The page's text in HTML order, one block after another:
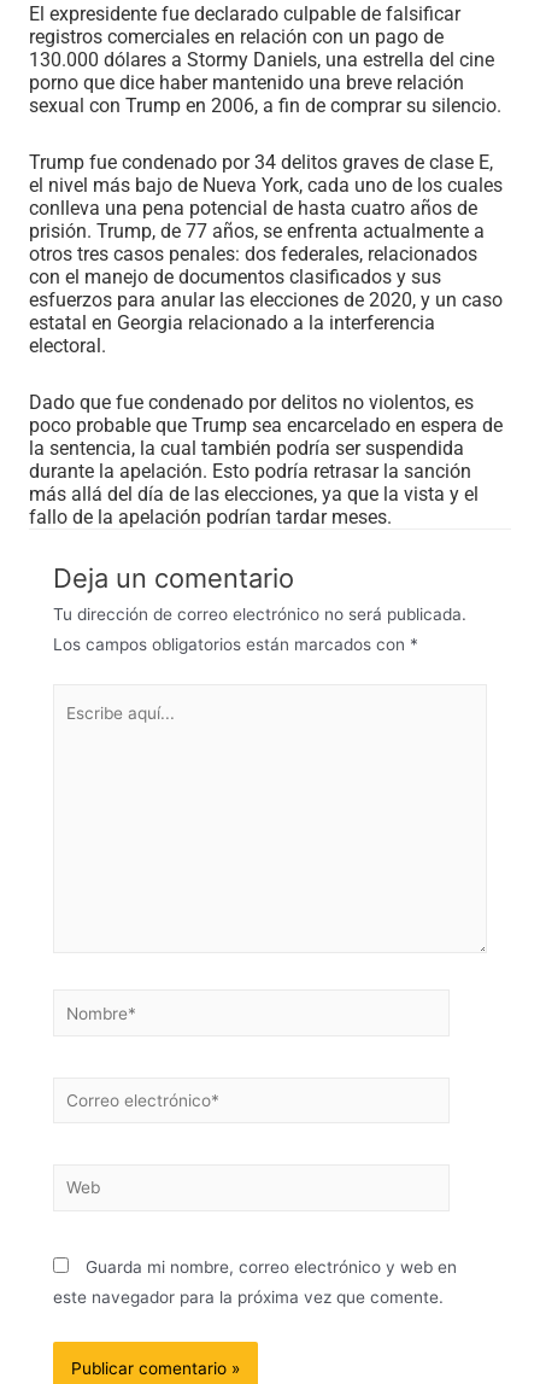
El expresidente fue declarado culpable de falsificar
registros comerciales en relación con un pago de
130.000 dólares a Stormy Daniels, una estrella del cine
porno que dice haber mantenido una breve relación
sexual con Trump en 2006, a fin de comprar su silencio.
Trump fue condenado por 34 delitos graves de clase E,
el nivel más bajo de Nueva York, cada uno de los cuales
conlleva una pena potencial de hasta cuatro años de
prisión. Trump, de 77 años, se enfrenta actualmente a
otros tres casos penales: dos federales, relacionados
con el manejo de documentos clasificados y sus
esfuerzos para anular las elecciones de 2020, y un caso
estatal en Georgia relacionado a la interferencia
electoral.
Dado que fue condenado por delitos no violentos, es
poco probable que Trump sea encarcelado en espera de
la sentencia, la cual también podría ser suspendida
durante la apelación. Esto podría retrasar la sanción
más allá del día de las elecciones, ya que la vista y el
fallo de la apelación podrían tardar meses.
Deja un comentario
Tu dirección de correo electrónico no será publicada.
Los campos obligatorios están marcados con *
Guarda mi nombre, correo electrónico y web en
este navegador para la próxima vez que comente.